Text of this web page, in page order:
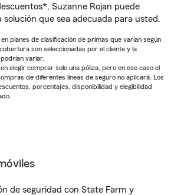
Suzanne Rojan puede
que sea adecuada para usted.
planes de clasificación de primas que varían según
son seleccionadas por el cliente y la
variar.
elegir comprar solo una póliza, pero en ese caso el
de diferentes líneas de seguro no aplicará. Los
porcentajes, disponibilidad y elegibilidad
de seguridad con State Farm y